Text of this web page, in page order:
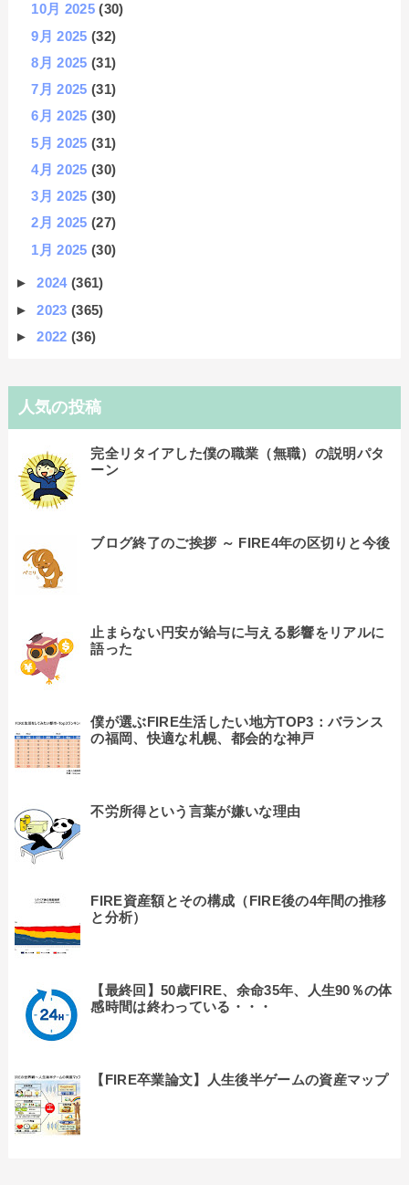
10月 2025(30)
9月 2025(32)
8月 2025(31)
7月 2025(31)
6月 2025(30)
5月 2025(31)
4月 2025(30)
3月 2025(30)
2月 2025(27)
1月 2025(30)
►2024(361)
►2023(365)
►2022(36)
人気の投稿
完全リタイアした僕の職業（無職）の説明パタ
ーン
ブログ終了のご挨拶 ～ FIRE4年の区切りと今後
止まらない円安が給与に与える影響をリアルに
語った
僕が選ぶFIRE生活したい地方TOP3：バランス
の福岡、快適な札幌、都会的な神戸
不労所得という言葉が嫌いな理由
FIRE資産額とその構成（FIRE後の4年間の推移
と分析）
【最終回】50歳FIRE、余命35年、人生90％の体
感時間は終わっている・・・
【FIRE卒業論文】人生後半ゲームの資産マップ